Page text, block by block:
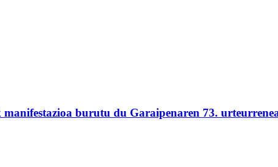
burutu du Garaipenaren 73.